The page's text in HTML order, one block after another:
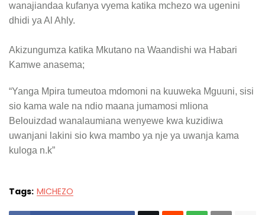
wanajiandaa kufanya vyema katika mchezo wa ugenini
dhidi ya Al Ahly.
Akizungumza katika Mkutano na Waandishi wa Habari
Kamwe anasema;
“Yanga Mpira tumeutoa mdomoni na kuuweka Mguuni, sisi
sio kama wale na ndio maana jumamosi mliona
Belouizdad wanalaumiana wenyewe kwa kuzidiwa
uwanjani lakini sio kwa mambo ya nje ya uwanja kama
kuloga n.k”
Tags: MICHEZO